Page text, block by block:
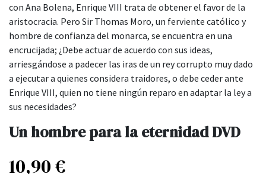
con Ana Bolena, Enrique VIII trata de obtener el favor de la
aristocracia. Pero Sir Thomas Moro, un ferviente católico y
hombre de confianza del monarca, se encuentra en una
encrucijada; ¿Debe actuar de acuerdo con sus ideas,
arriesgándose a padecer las iras de un rey corrupto muy dado
a ejecutar a quienes considera traidores, o debe ceder ante
Enrique VIII, quien no tiene ningún reparo en adaptar la ley a
sus necesidades?
Un hombre para la eternidad DVD
10,90€